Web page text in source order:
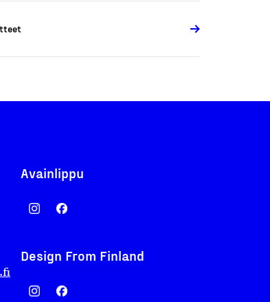
Avainlippu
Design From Finland